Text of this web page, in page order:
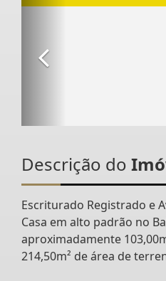
Descrição do
Escriturado Registrado e
Casa em alto padrão no
aproximadamente
214,50m² de área de